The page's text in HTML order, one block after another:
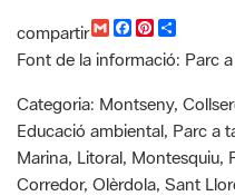
compartir
G
a
l
F
c
b
o
o
k
P
n
e
r
e
s
t
m
a
r
t
i
r
Font de la informació: Parc
Categoria: Montseny,
Educació ambiental, Parc a
Marina, Litoral, Montesquiu,
Corredor, Olèrdola, Sant